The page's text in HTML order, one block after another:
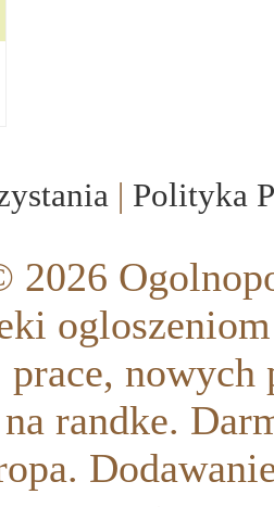
| Polityka
prace,
randke.